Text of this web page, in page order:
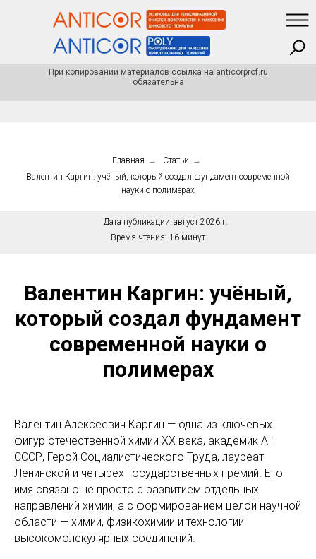
При копировании материалов ссылка на anticorprof.ru
обязательна
Главная → Статьи →
Валентин Каргин: учёный, который создал фундамент современной
науки о полимерах
август 2026 г.
Дата публикации:
Время чтения: 16 минут
Валентин Каргин: учёный,
который создал фундамент
современной науки о
полимерах
Валентин Алексеевич Каргин — одна из ключевых
фигур отечественной химии XX века, академик АН
СССР, Герой Социалистического Труда, лауреат
Ленинской и четырёх Государственных премий. Его
имя связано не просто с развитием отдельных
направлений химии, а с формированием целой научной
области — химии, физикохимии и технологии
высокомолекулярных соединений.